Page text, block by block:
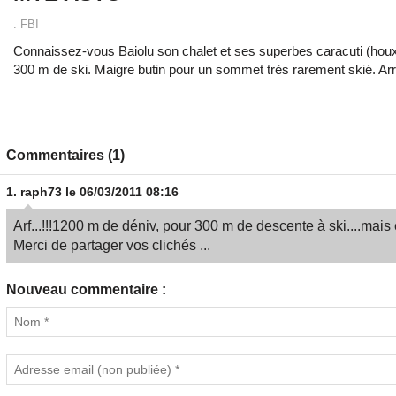
. FBI
Connaissez-vous Baiolu son chalet et ses superbes caracuti
300 m de ski. Maigre butin pour un sommet très rarement skié.
Commentaires (1)
1. raph73 le 06/03/2011 08:16
Arf...!!!1200 m de déniv, pour 300 m de descente à
Merci de partager vos clichés ...
Nouveau commentaire :